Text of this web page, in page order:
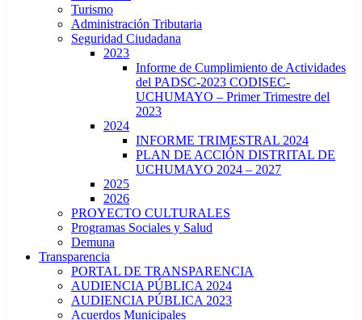
Turismo
Administración Tributaria
Seguridad Ciudadana
2023
Informe de Cumplimiento de Actividades
del PADSC-2023 CODISEC-
UCHUMAYO – Primer Trimestre del
2023
2024
INFORME TRIMESTRAL 2024
PLAN DE ACCIÓN DISTRITAL DE
UCHUMAYO 2024 – 2027
2025
2026
PROYECTO CULTURALES
Programas Sociales y Salud
Demuna
Transparencia
PORTAL DE TRANSPARENCIA
AUDIENCIA PÚBLICA 2024
AUDIENCIA PÚBLICA 2023
Acuerdos Municipales